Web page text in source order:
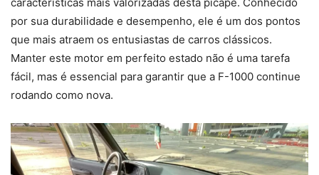
por sua durabilidade e desempenho, ele é um dos pontos
que mais atraem os entusiastas de carros clássicos.
Manter este motor em perfeito estado não é uma tarefa
fácil, mas é essencial para garantir que a F-1000 continue
rodando como nova.